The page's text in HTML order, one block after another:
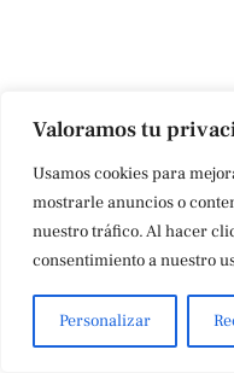
Valoramos tu
Usamos cookies para
mostrarle anuncios o
nuestro tráfico. Al hacer
consentimiento a nuestro
Personalizar